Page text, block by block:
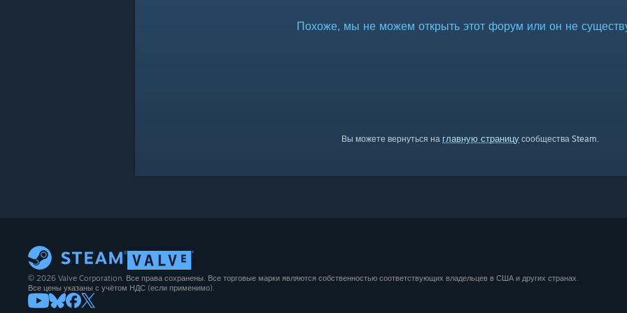
Похоже, мы не можем открыть этот форум или он не
Вы можете вернуться на главную страницу сообщества Steam.
© 2026 Valve Corporation. Все права сохранены. Все торговые марки являются собственностью соответствующих владельцев в США и других странах.
Все цены указаны с учётом НДС (если применимо).